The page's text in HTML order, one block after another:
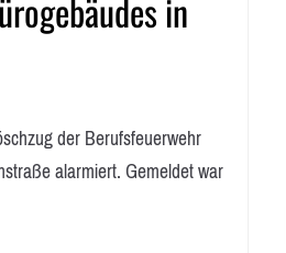
in
der Berufsfeuerwehr
alarmiert. Gemeldet war